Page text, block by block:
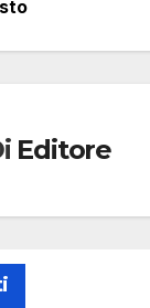
Editore